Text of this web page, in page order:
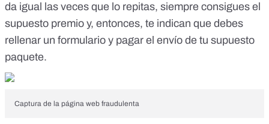
da igual las veces que lo repitas, siempre consigues el
supuesto premio y, entonces, te indican que debes
rellenar un formulario y pagar el envío de tu supuesto
paquete.
Captura de la página web fraudulenta